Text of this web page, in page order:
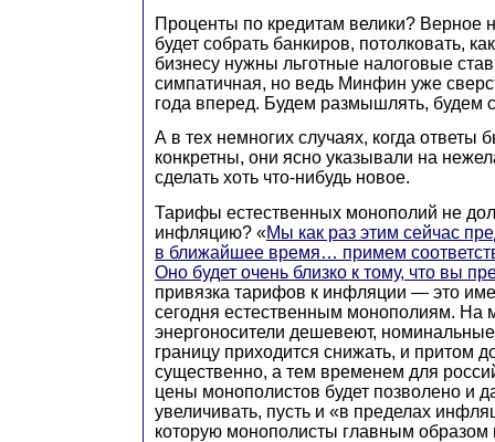
Проценты по кредитам велики? Верное
будет собрать банкиров, потолковать,
бизнесу нужны льготные налоговые
симпатичная, но ведь Минфин уже
года вперед. Будем размышлять, будем
А в тех немногих случаях, когда ответы
конкретны, они ясно указывали на
сделать хоть что-нибудь новое.
Тарифы естественных монополий не
инфляцию? «Мы как раз этим сейчас
в ближайшее время… примем
Оно будет очень близко к тому, что вы
привязка тарифов к инфляции — это
сегодня естественным монополиям. На
энергоносители дешевеют,
границу приходится снижать, и притом
существенно, а тем временем для
цены монополистов будет позволено и
увеличивать, пусть и «в пределах
которую монополисты главным образом